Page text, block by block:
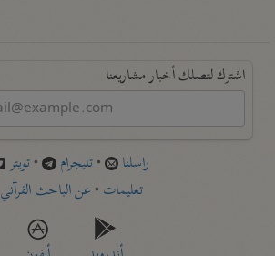
اشترك لتصلك أخبار مشاريعنا
راسلنا •تليجرام •تويتر
تعليمات •عن الباحث القرآني